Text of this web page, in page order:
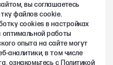
Монолит
данных
информационных материалов
на данном сайте, носит
вы соглашаетесь
файлов cookie.
сookies в настройках
оптимальной работы
опыта на сайте могут
аналитики, в том числе
ознакомьтесь с Политикой